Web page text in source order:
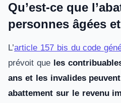
Qu’est-ce que
personnes âgées
L’article 157 bis du code
prévoit que les
ans et les invalides
abattement sur le revenu